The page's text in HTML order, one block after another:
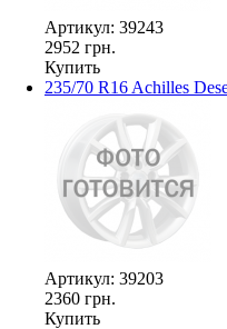
Артикул: 39243
2952 грн.
Купить
235/70 R16 Achilles
Артикул: 39203
2360 грн.
Купить